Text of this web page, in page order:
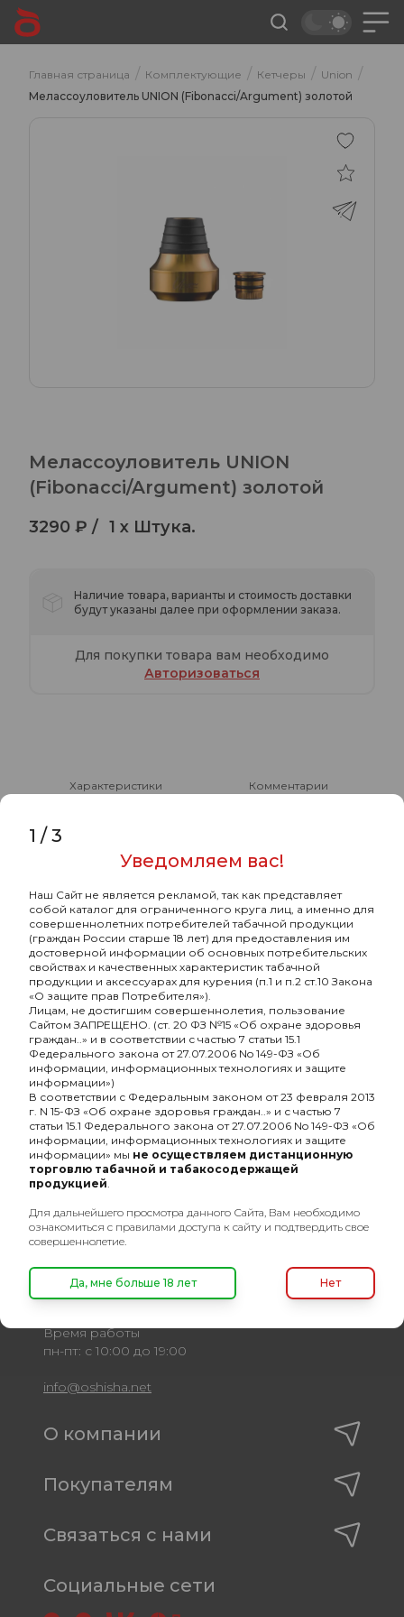
Главная страница / Комплектующие / Кетчеры / Union /
Мелассоуловитель UNION (Fibonacci/Argument) золотой
Мелассоуловитель UNION
(Fibonacci/Argument) золотой
3290 ₽ / 1 x Штука.
Наличие товара, варианты и стоимость доставки
будут указаны далее при оформлении заказа.
Для покупки товара вам необходимо
Авторизоваться
Характеристики Комментарии
Мелассоуловитель UNION
(Fibonacci/Argument) золотой
Бренд- Union
Страна-изготовитель-РОССИЯ
Материал -сталь
Разборный-Нет
безнал-Да
Оптовый портал
товаров для кальяна
8 (495) 740-22-08
8 (800) 222-82-00
Время работы
пн-пт: с 10:00 до 19:00
info@oshisha.net
О компании
Покупателям
Связаться с нами
Социальные сети
1 /3
Уведомляем вас!
Наш Сайт не является рекламой, так как представляет
собой каталог для ограниченного круга лиц, а именно для
совершеннолетних потребителей табачной продукции
(граждан России старше 18 лет) для предоставления им
достоверной информации об основных потребительских
свойствах и качественных характеристик табачной
продукции и аксессуарах для курения (п.1 и п.2 ст.10 Закона
«О защите прав Потребителя»).
Лицам, не достигшим совершеннолетия, пользование
Сайтом ЗАПРЕЩЕНО. (ст. 20 ФЗ №15 «Об охране здоровья
граждан..» и в соответствии с частью 7 статьи 15.1
Федерального закона от 27.07.2006 No 149-ФЗ «Об
информации, информационных технологиях и защите
информации»)
В соответствии с Федеральным законом от 23 февраля 2013
г. N 15-ФЗ «Об охране здоровья граждан..» и с частью 7
статьи 15.1 Федерального закона от 27.07.2006 No 149-ФЗ «Об
информации, информационных технологиях и защите
информации» мы не осуществляем дистанционную
торговлю табачной и табакосодержащей
продукцией
Для дальнейшего просмотра данного Сайта, Вам необходимо
ознакомиться с правилами доступа к сайту и подтвердить свое
совершеннолетие.
Да, мне больше 18 лет Нет